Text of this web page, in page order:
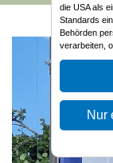
die USA als
Standards
Behörden
verarbeiten,
Nur